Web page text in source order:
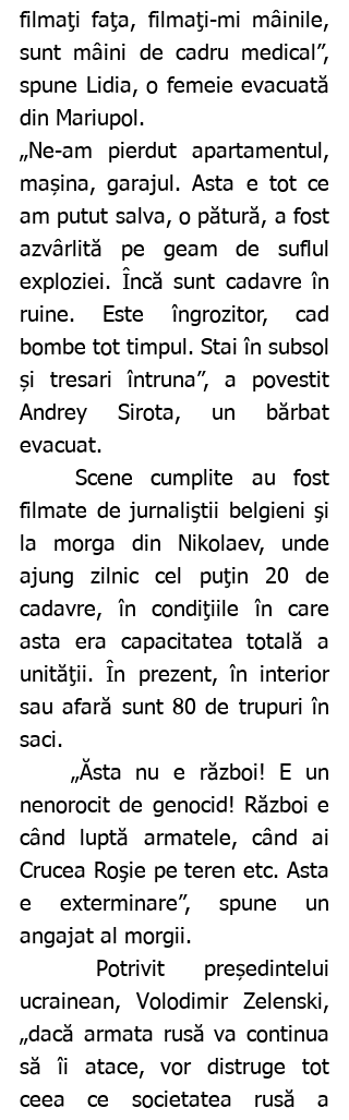
filmaţi faţa, filmaţi-mi mâinile,
sunt mâini de cadru medical”,
spune Lidia, o femeie evacuată
din Mariupol.
„Ne-am pierdut apartamentul,
mașina, garajul. Asta e tot ce
am putut salva, o pătură, a fost
azvârlită pe geam de suflul
exploziei. Încă sunt cadavre în
ruine. Este îngrozitor, cad
bombe tot timpul. Stai în subsol
și tresari întruna”, a povestit
Andrey Sirota, un bărbat
evacuat.
filmate de jurnaliştii belgieni şi
la morga din Nikolaev, unde
ajung zilnic cel puţin 20 de
cadavre, în condiţiile în care
asta era capacitatea totală a
unităţii. În prezent, în interior
sau afară sunt 80 de trupuri în
saci.
nenorocit de genocid! Război e
când luptă armatele, când ai
Crucea Roşie pe teren etc. Asta
e exterminare”, spune un
angajat al morgii.
ucrainean, Volodimir Zelenski,
„dacă armata rusă va continua
să îi atace, vor distruge tot
ceea ce societatea rusă a